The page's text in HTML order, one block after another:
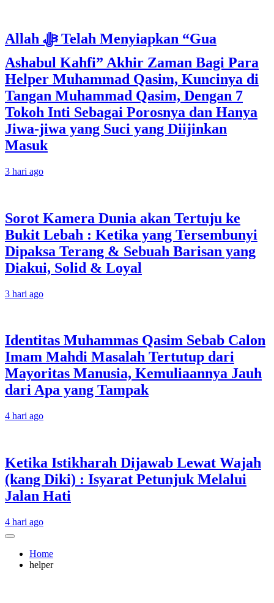
Allah ﷻ Telah Menyiapkan “Gua
Ashabul Kahfi” Akhir Zaman Bagi Para
Helper Muhammad Qasim, Kuncinya di
Tangan Muhammad Qasim, Dengan 7
Tokoh Inti Sebagai Porosnya dan Hanya
Jiwa-jiwa yang Suci yang Diijinkan
Masuk
3 hari ago
Sorot Kamera Dunia akan Tertuju ke
Bukit Lebah : Ketika yang Tersembunyi
Dipaksa Terang & Sebuah Barisan yang
Diakui, Solid & Loyal
3 hari ago
Identitas Muhammas Qasim Sebab Calon
Imam Mahdi Masalah Tertutup dari
Mayoritas Manusia, Kemuliaannya Jauh
dari Apa yang Tampak
4 hari ago
Ketika Istikharah Dijawab Lewat Wajah
(kang Diki) : Isyarat Petunjuk Melalui
Jalan Hati
4 hari ago
Home
helper